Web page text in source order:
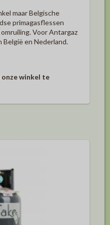
maar Belgische
primagasflessen
Voor Antargaz
België en Nederland.
onze winkel te